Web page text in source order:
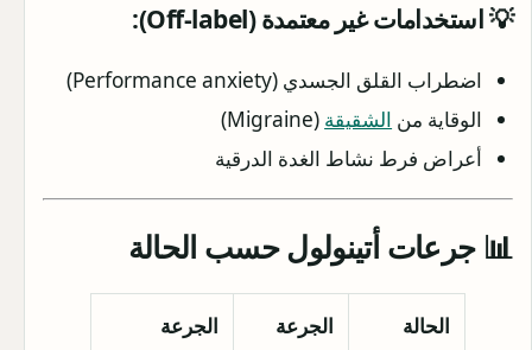
💡 استخدامات غير معتمدة (Off-label):
اضطراب القلق الجسدي (Performance anxiety)
الوقاية من الشقيقة (Migraine)
أعراض فرط نشاط الغدة الدرقية
📊 جرعات أتينولول حسب الحالة
الحالة
الجرعة
الجرعة